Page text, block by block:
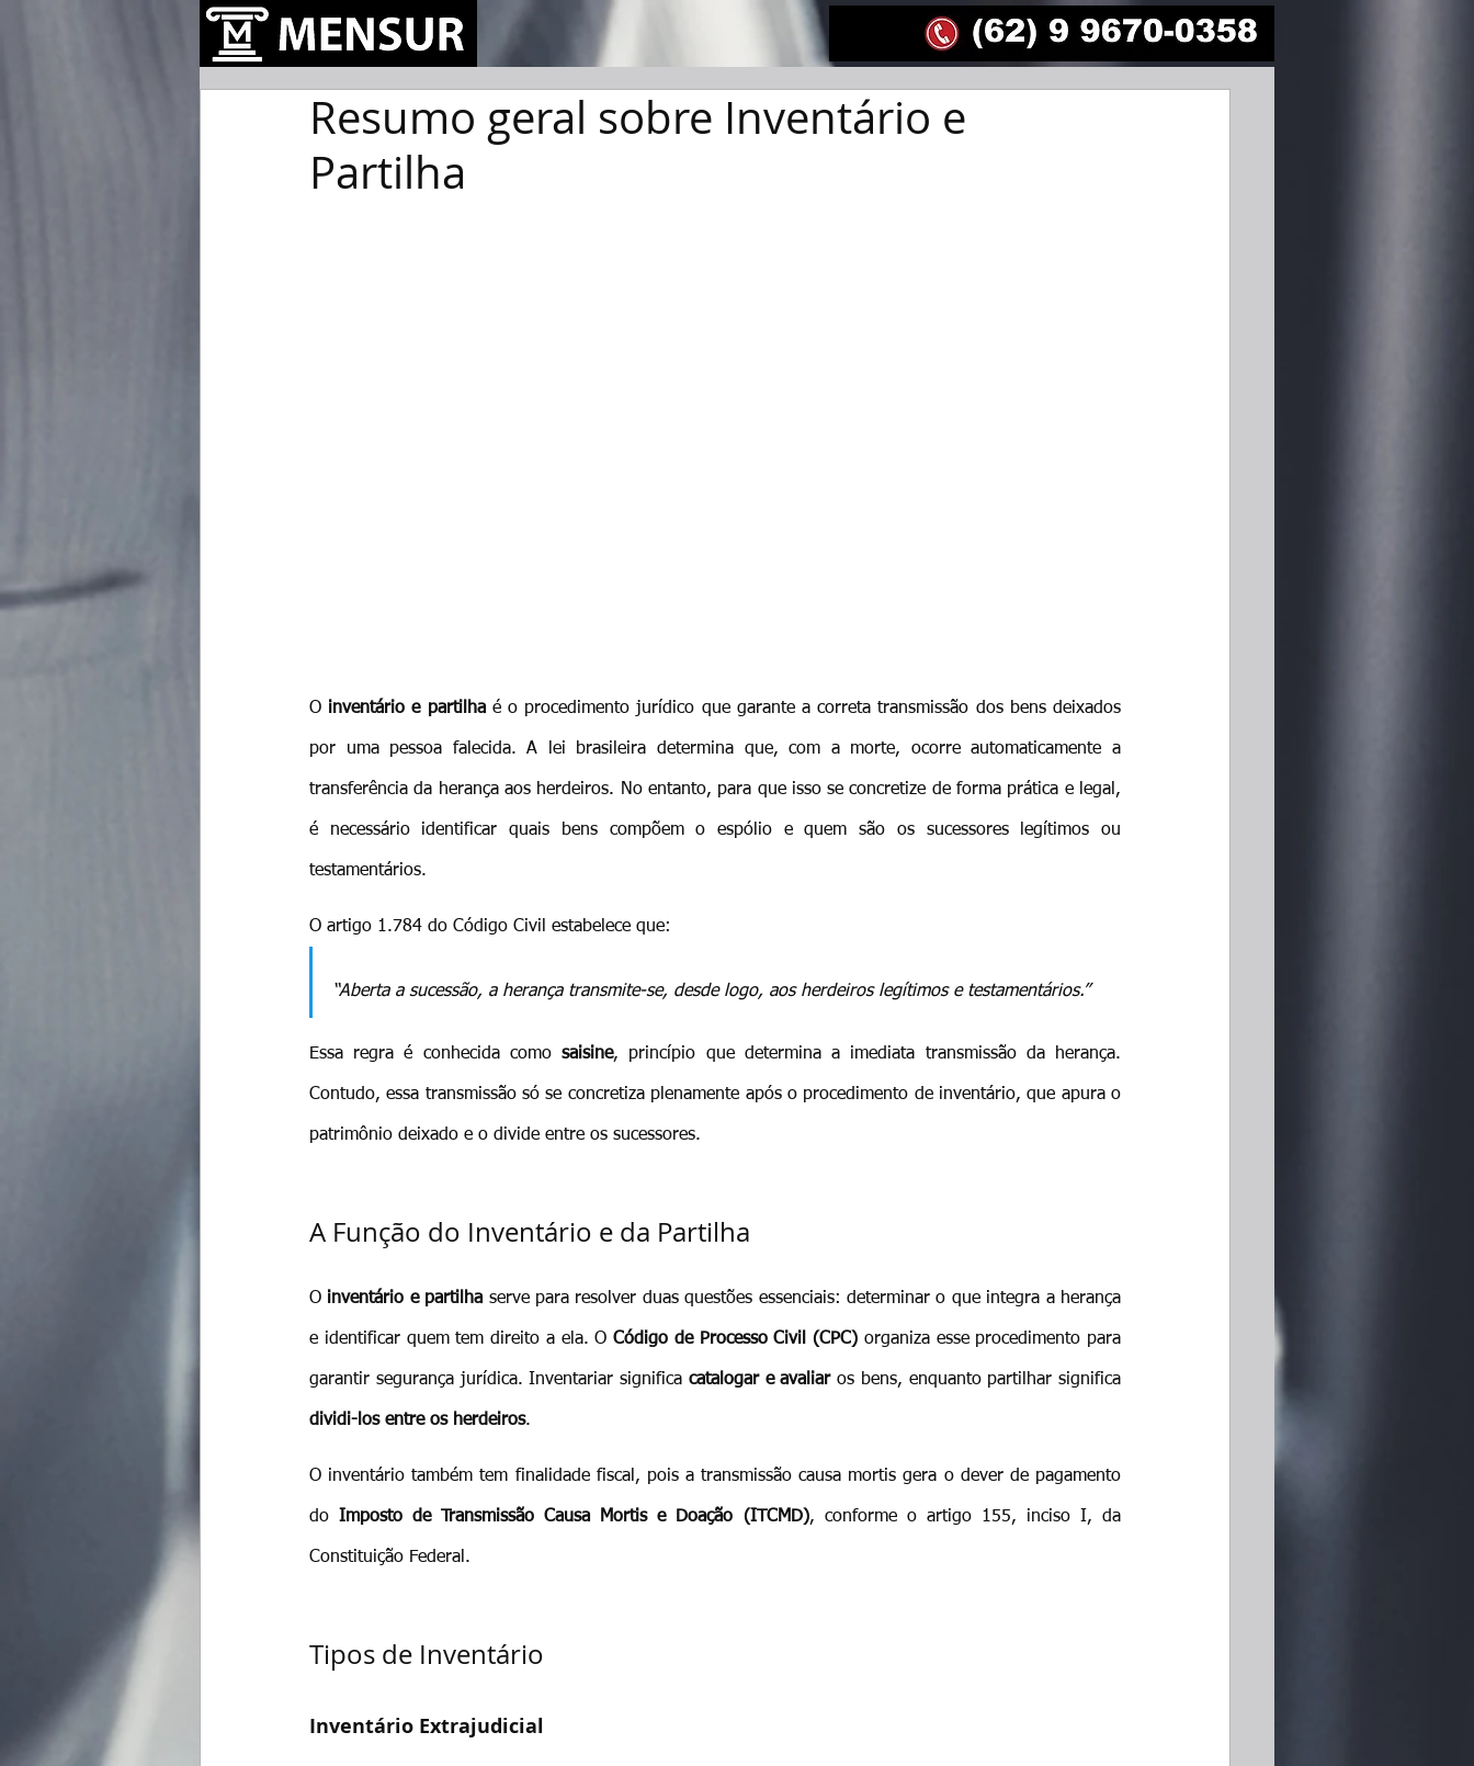
Resumo geral sobre Inventário e
Partilha
O inventário e partilha é o procedimento jurídico que garante a correta transmissão dos bens deixados
por uma pessoa falecida. A lei brasileira determina que, com a morte, ocorre automaticamente a
transferência da herança aos herdeiros. No entanto, para que isso se concretize de forma prática e legal,
é necessário identificar quais bens compõem o espólio e quem são os sucessores legítimos ou
testamentários.
O artigo 1.784 do Código Civil estabelece que:
“Aberta a sucessão, a herança transmite-se, desde logo, aos herdeiros legítimos e testamentários.”
Essa regra é conhecida como saisine, princípio que determina a imediata transmissão da herança.
Contudo, essa transmissão só se concretiza plenamente após o procedimento de inventário, que apura o
patrimônio deixado e o divide entre os sucessores.
A Função do Inventário e da Partilha
O inventário e partilha serve para resolver duas questões essenciais: determinar o que integra a herança
e identificar quem tem direito a ela. O Código de Processo Civil (CPC) organiza esse procedimento para
garantir segurança jurídica. Inventariar significa catalogar e avaliar
dividi-los entre os herdeiros.
O inventário também tem finalidade fiscal, pois a transmissão causa mortis gera o dever de pagamento
do Imposto de Transmissão Causa Mortis e Doação (ITCMD), conforme o artigo 155, inciso I, da
Constituição Federal.
Tipos de Inventário
Inventário Extrajudicial